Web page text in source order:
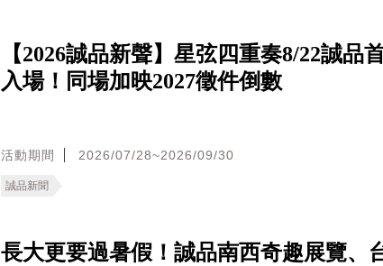
【2026誠品新聲】星弦四重奏8/22誠品
入場！同場加映2027徵件倒數
活動期間 2026/07/28~2026/09/30
誠品新聞
長大更要過暑假！誠品南西奇趣展覽、